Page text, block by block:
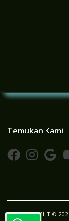
Temukan Kami
COPYRIGHT ©